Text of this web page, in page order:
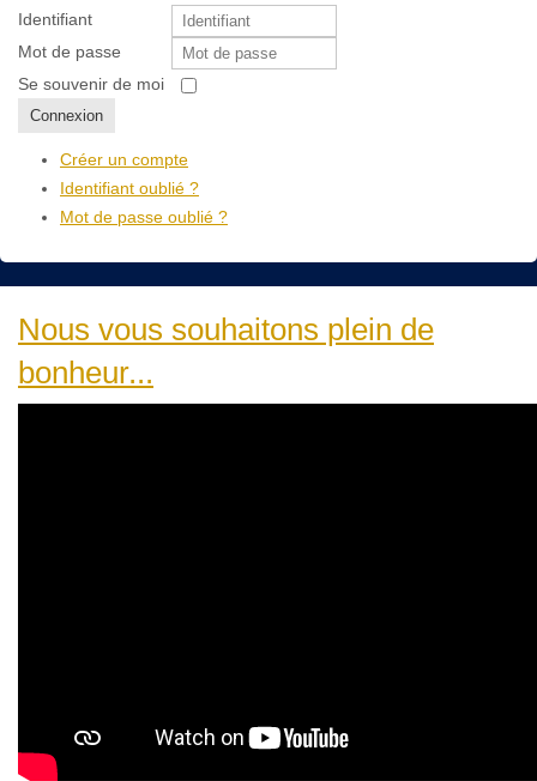
Identifiant
Mot de passe
Se souvenir de moi
Connexion
Créer un compte
Identifiant oublié ?
Mot de passe oublié ?
Nous vous souhaitons plein de
bonheur...